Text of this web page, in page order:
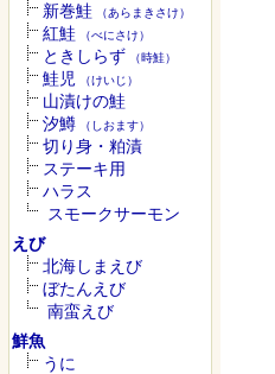
新巻鮭 （あらまきさけ）
紅鮭 （べにさけ）
ときしらず （時鮭）
鮭児 （けいじ）
山漬けの鮭
汐鱒 （しおます）
切り身・粕漬
ステーキ用
ハラス
スモークサーモン
えび
北海しまえび
ぼたんえび
南蛮えび
鮮魚
うに